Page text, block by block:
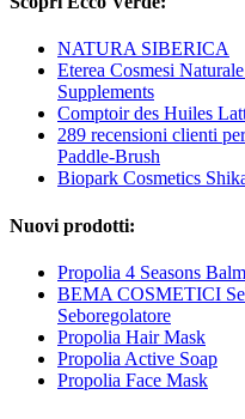
NATURA SIBERICA
Eterea Cosmesi
Supplements
Comptoir des Huiles
289 recensioni clienti
Paddle-Brush
Biopark Cosmetics
Nuovi prodotti:
Propolia 4 Seasons Balm
BEMA COSMETICI
Seboregolatore
Propolia Hair Mask
Propolia Active Soap
Propolia Face Mask